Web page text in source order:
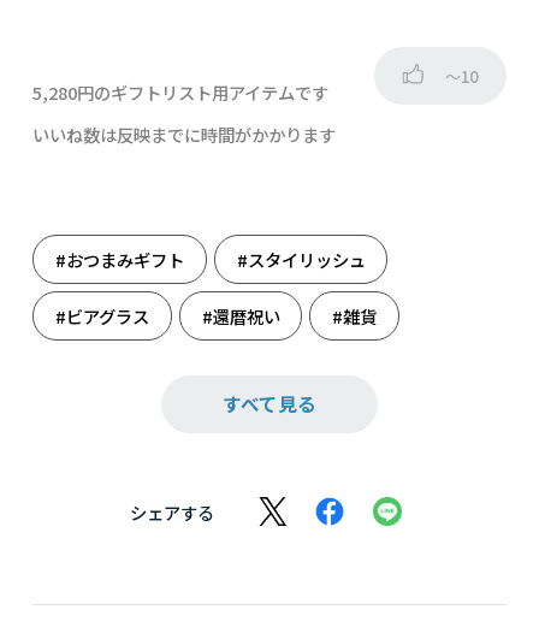
5,280円のギフトリスト用アイテムです
～10
いいね数は反映までに時間がかかります
#おつまみギフト #スタイリッシュ
#ビアグラス #還暦祝い #雑貨
すべて見る
シェアする